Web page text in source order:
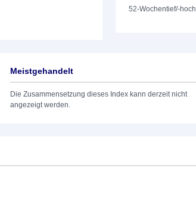
52-Wochentief/-hoch
Meistgehandelt
Die Zusammensetzung dieses Index kann derzeit nicht
angezeigt werden.